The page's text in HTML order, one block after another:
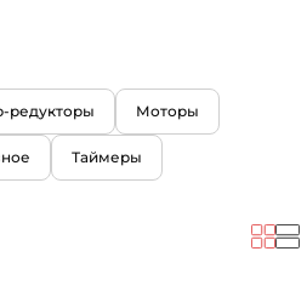
редукторы Моторы
Таймеры